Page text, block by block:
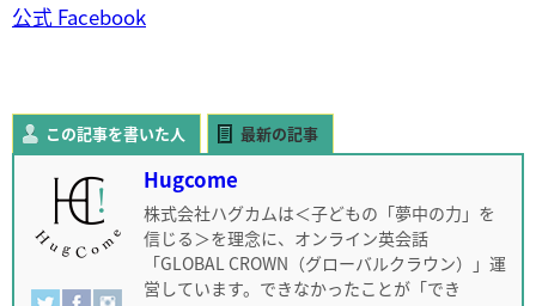
公式 Facebook
この記事を書いた人 最新の記事
Hugcome
株式会社ハグカムは＜子どもの「夢中の力」を
信じる＞を理念に、オンライン英会話
「GLOBAL CROWN（グローバルクラウン）」運
営しています。できなかったことが「でき